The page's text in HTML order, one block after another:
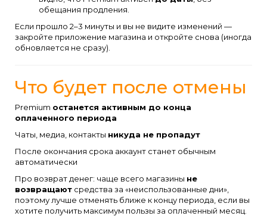
обещания продления.
Если прошло 2–3 минуты и вы не видите изменений —
закройте приложение магазина и откройте снова (иногда
обновляется не сразу).
Что будет после отмены
Premium останется активным до конца
оплаченного периода
Чаты, медиа, контакты никуда не пропадут
После окончания срока аккаунт станет обычным
автоматически
Про возврат денег: чаще всего магазины не
возвращают средства за «неиспользованные дни»,
поэтому лучше отменять ближе к концу периода, если вы
хотите получить максимум пользы за оплаченный месяц.